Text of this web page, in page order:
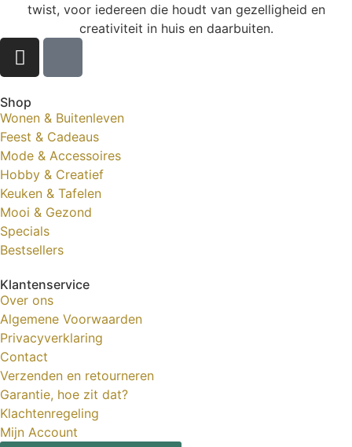
twist, voor iedereen die houdt van gezelligheid en
creativiteit in huis en daarbuiten.
Shop
Wonen & Buitenleven
Feest & Cadeaus
Mode & Accessoires
Hobby & Creatief
Keuken & Tafelen
Mooi & Gezond
Specials
Bestsellers
Klantenservice
Over ons
Algemene Voorwaarden
Privacyverklaring
Contact
Verzenden en retourneren
Garantie, hoe zit dat?
Klachtenregeling
Mijn Account